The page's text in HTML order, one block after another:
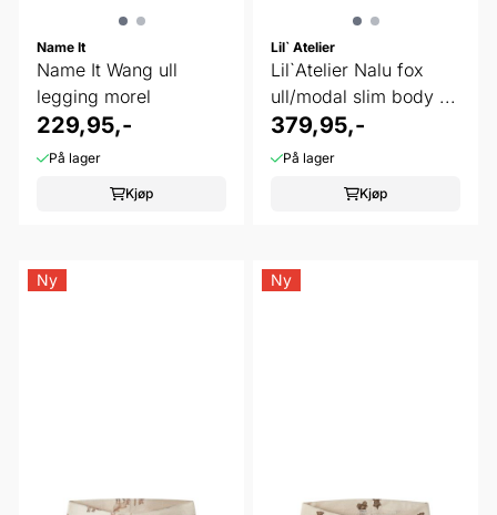
Name It
Name It Wang ull
legging morel
229,95,-
På lager
Kjøp
Lil` Atelier
Lil`Atelier Nalu fox
ull/modal slim body ...
379,95,-
På lager
Kjøp
Ny Ny